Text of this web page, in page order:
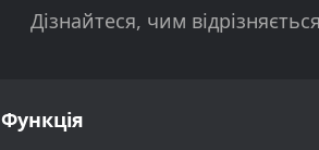
Дізнайтеся, чим
Функція